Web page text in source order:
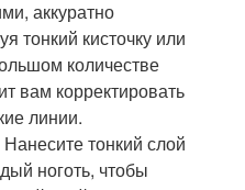
аккуратно
тонкий кисточку или
количестве
вам корректировать
линии.
тонкий слой
ноготь, чтобы